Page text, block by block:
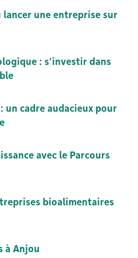
lancer une entreprise sur
: s’investir dans
un cadre audacieux pour
avec le Parcours
bioalimentaires
à Anjou